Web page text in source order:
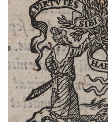
Francia